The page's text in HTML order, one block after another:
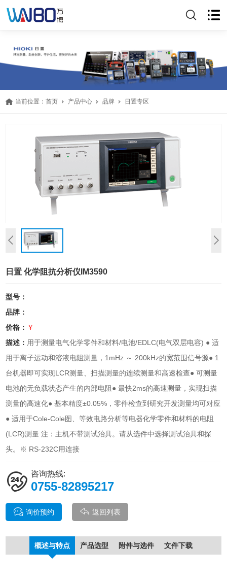
当前位置：首页 产品中心 品牌 日置专区
日置 化学阻抗分析仪IM3590
型号：
品牌：
价格： ￥
描述： 用于测量电气化学零件和材料/电池/EDLC(电气双层电容) ● 适
用于离子运动和溶液电阻测量，1mHz ～ 200kHz的宽范围信号源● 1
台机器即可实现LCR测量、扫描测量的连续测量和高速检查● 可测量
电池的无负载状态产生的内部电阻● 最快2ms的高速测量，实现扫描
测量的高速化● 基本精度±0.05%，零件检查到研究开发测量均可对应
● 适用于Cole-Cole图、等效电路分析等电器化学零件和材料的电阻
(LCR)测量 注：主机不带测试治具。请从选件中选择测试治具和探
头。※ RS-232C用连接
咨询热线:
0755-82895217
询价预约 返回列表
概述与特点 产品选型 附件与选件 文件下载